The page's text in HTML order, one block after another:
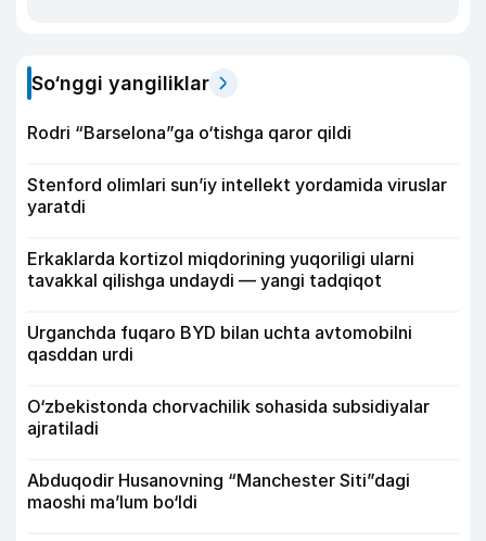
So‘nggi yangiliklar
Rodri “Barselona”ga o‘tishga qaror qildi
Stenford olimlari sun’iy intellekt yordamida viruslar
yaratdi
Erkaklarda kortizol miqdorining yuqoriligi ularni
tavakkal qilishga undaydi — yangi tadqiqot
Urganchda fuqaro BYD bilan uchta avtomobilni
qasddan urdi
O‘zbekistonda chorvachilik sohasida subsidiyalar
ajratiladi
Abduqodir Husanovning “Manchester Siti”dagi
maoshi ma’lum bo‘ldi